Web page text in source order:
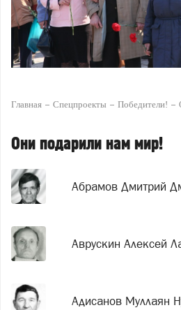
Главная Спецпроекты Победители!
Они подарили нам мир!
Абрамов Дмитрий
Аврускин Алексей
Адисанов Муллаян